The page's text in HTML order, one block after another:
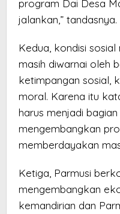
program Dai Desa
jalankan,” tandasnya.
Kedua, kondisi
masih diwarnai oleh
ketimpangan sosial,
moral. Karena itu
harus menjadi
mengembangkan
memberdayakan
Ketiga, Parmusi
mengembangkan
kemandirian dan